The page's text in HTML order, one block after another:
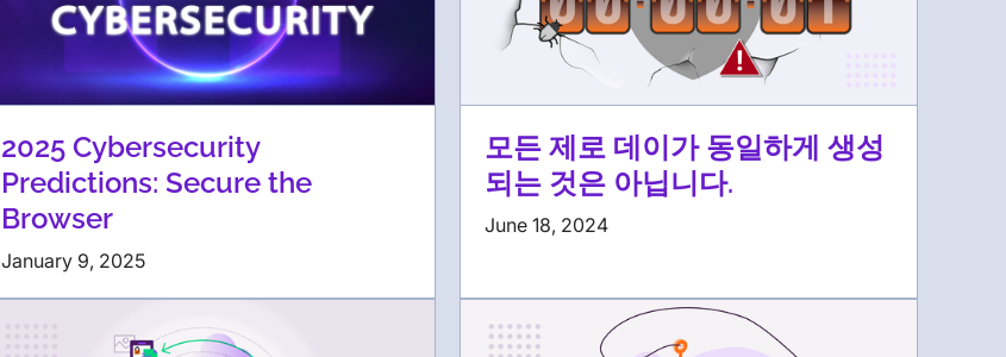
2025 Cybersecurity
Predictions: Secure the
Browser
January 9, 2025
모든 제로 데이가 동일하게 생성
되는 것은 아닙니다.
June 18, 2024